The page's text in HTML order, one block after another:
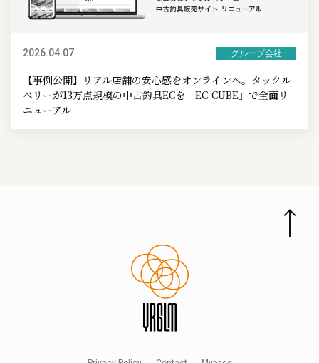
2026.04.07 グループ会社
【事例公開】リアル店舗の安心感をオンラインへ。タックル
ベリーが13万点規模の中古釣具ECを「EC-CUBE」で全面リ
ニューアル